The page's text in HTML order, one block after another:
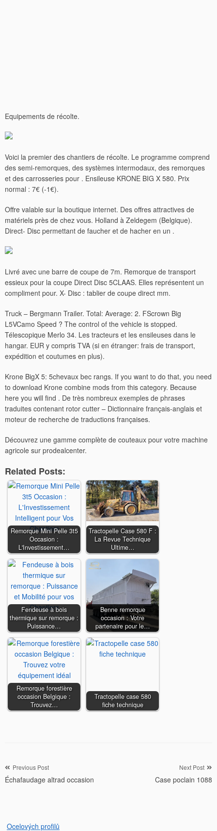
Equipements de récolte.
Voici la premier des chantiers de récolte. Le programme comprend
des semi-remorques, des systèmes intermodaux, des remorques
et des carrosseries pour . Ensileuse KRONE BIG X 580. Prix
normal : 7€ (-1€).
Offre valable sur la boutique internet. Des offres attractives de
matériels près de chez vous. Holland à Zeldegem (Belgique).
Direct- Disc permettant de faucher et de hacher en un .
Livré avec une barre de coupe de 7m. Remorque de transport
essieux pour la coupe Direct Disc 5CLAAS. Elles représentent un
compliment pour. X- Disc : tablier de coupe direct mm.
Truck – Bergmann Trailer. Total: Average: 2. FScrown Big
L5VCamo Speed ? The control of the vehicle is stopped.
Télescopique Merlo 34. Les tracteurs et les ensileuses dans le
hangar. EUR y compris TVA (si en étranger: frais de transport,
expédition et coutumes en plus).
Krone BigX 5: 5chevaux bec rangs. If you want to do that, you need
to download Krone combine mods from this category. Because
here you will find . De très nombreux exemples de phrases
traduites contenant rotor cutter – Dictionnaire français-anglais et
moteur de recherche de traductions françaises.
Découvrez une gamme complète de couteaux pour votre machine
agricole sur prodealcenter.
Related Posts:
Remorque Mini Pelle 3t5
Occasion :
L'Investissement…
Tractopelle Case 580 F :
La Revue Technique
Ultime…
Fendeuse à bois
thermique sur remorque :
Puissance…
Benne remorque
occasion : Votre
partenaire pour le…
Remorque forestière
occasion Belgique :
Trouvez…
Tractopelle case 580
fiche technique
Navigation
de
Previous Post
Échafaudage altrad occasion
Next Post
Case poclain 1088
Ocelových profilů